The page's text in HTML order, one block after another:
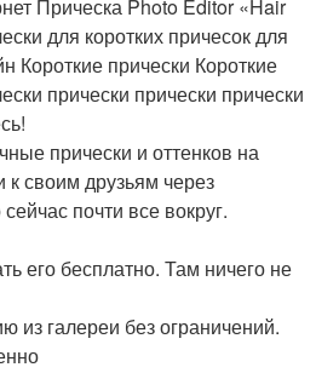
Прическа Photo Editor «Hair
для коротких причесок для
Короткие прически Короткие
прически прически прически
прически и оттенков на
своим друзьям через
почти все вокруг.
его бесплатно. Там ничего не
галереи без ограничений.